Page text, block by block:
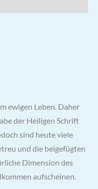
ewigen Leben. Daher
der Heiligen Schrift
sind heute viele
und die beigefügten
Dimension des
aufscheinen.